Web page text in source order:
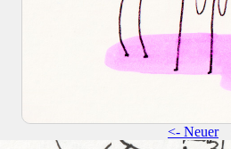
<- Neuer